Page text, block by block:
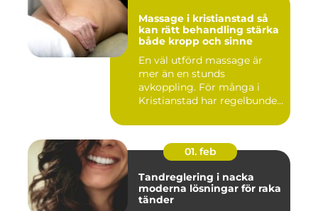
Massage i kristianstad så
kan rätt behandling stärka
både kropp och sinne
En väl utförd massage är
mer än en stunds
avkoppling. För många i
Kristianstad har regelbunden
01. feb
Tandreglering i nacka
moderna lösningar för raka
tänder